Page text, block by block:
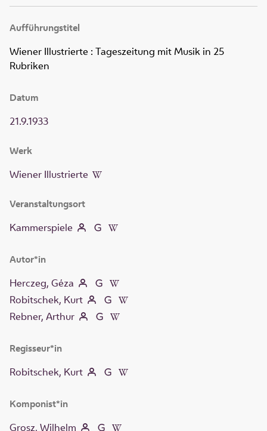
Aufführungstitel
Wiener Illustrierte : Tageszeitung mit Musik in 25
Rubriken
Autor*in
Herczeg, Géza
Robitschek, Kurt
Rebner, Arthur
Regisseur*in
Robitschek, Kurt
Komponist*in
Grosz, Wilhelm
Veranstaltungsort
Kammerspiele
Datum
21.9.1933
Werk
Wiener Illustrierte